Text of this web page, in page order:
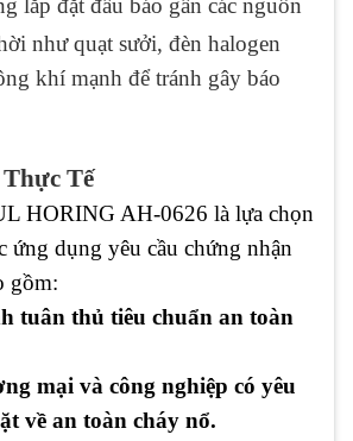
lắp đặt đầu báo gần các nguồn
như quạt sưởi, đèn halogen
khí mạnh để tránh gây báo
Tế
HORING AH-0626 là lựa chọn
ứng dụng yêu cầu chứng nhận
gồm:
tuân thủ tiêu chuẩn an toàn
mại và công nghiệp có yêu
về an toàn cháy nổ.